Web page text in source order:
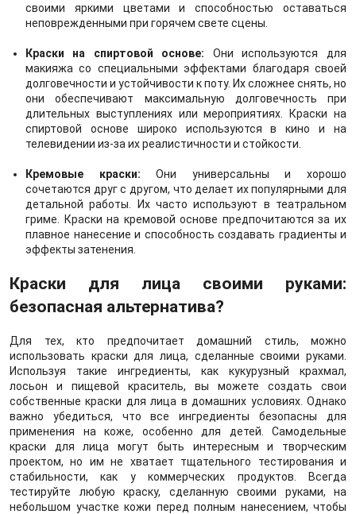
своими яркими цветами и способностью оставаться
неповрежденными при горячем свете сцены.
Краски на спиртовой основе: Они используются для
макияжа со специальными эффектами благодаря своей
долговечности и устойчивости к поту. Их сложнее снять, но
они обеспечивают максимальную долговечность при
длительных выступлениях или мероприятиях. Краски на
спиртовой основе широко используются в кино и на
телевидении из-за их реалистичности и стойкости.
Кремовые краски: Они универсальны и хорошо
сочетаются друг с другом, что делает их популярными для
детальной работы. Их часто используют в театральном
гриме. Краски на кремовой основе предпочитаются за их
плавное нанесение и способность создавать градиенты и
эффекты затенения.
Краски для лица своими руками:
безопасная альтернатива?
Для тех, кто предпочитает домашний стиль, можно
использовать краски для лица, сделанные своими руками.
Используя такие ингредиенты, как кукурузный крахмал,
лосьон и пищевой краситель, вы можете создать свои
собственные краски для лица в домашних условиях. Однако
важно убедиться, что все ингредиенты безопасны для
применения на коже, особенно для детей. Самодельные
краски для лица могут быть интересным и творческим
проектом, но им не хватает тщательного тестирования и
стабильности, как у коммерческих продуктов. Всегда
тестируйте любую краску, сделанную своими руками, на
небольшом участке кожи перед полным нанесением, чтобы